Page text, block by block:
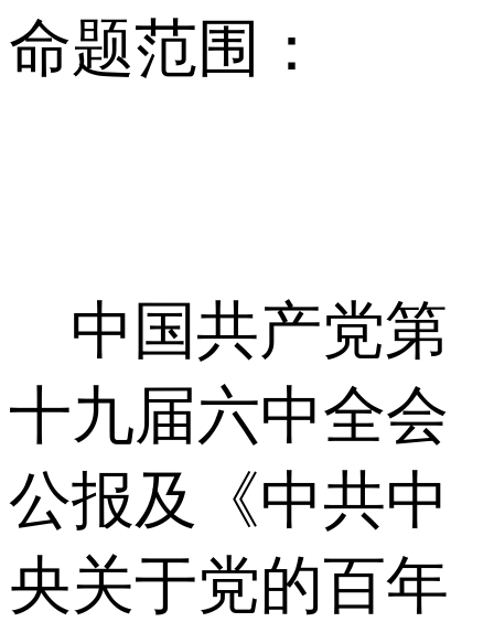
命题范围：
中国共产党第
十九届六中全会
公报及《中共中
央关于党的百年